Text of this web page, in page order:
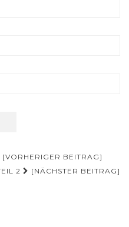
BEITRAG]
2
[NÄCHSTER BEITRAG]